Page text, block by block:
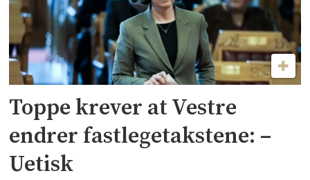
Toppe krever at Vestre
endrer fastlegetakstene: –
Uetisk